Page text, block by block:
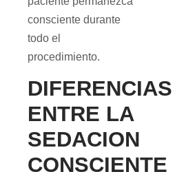
consciente durante
todo el
procedimiento.
DIFERENCIAS
ENTRE LA
SEDACION
CONSCIENTE